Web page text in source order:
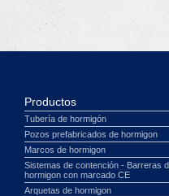
Productos
Tubería de hormigón
Pozos prefabricados de hormigon
Marcos de hormigon
Sistemas de contención - Barreras
hormigon con marcado CE
Arquetas de hormigon